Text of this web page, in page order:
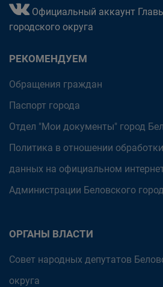
Официальный аккаунт
городского округа
РЕКОМЕНДУЕМ
Обращения граждан
Паспорт города
Отдел "Мои документы" город
Политика в отношении
данных на официальном
Администрации Беловского
ОРГАНЫ ВЛАСТИ
Совет народных депутатов
округа